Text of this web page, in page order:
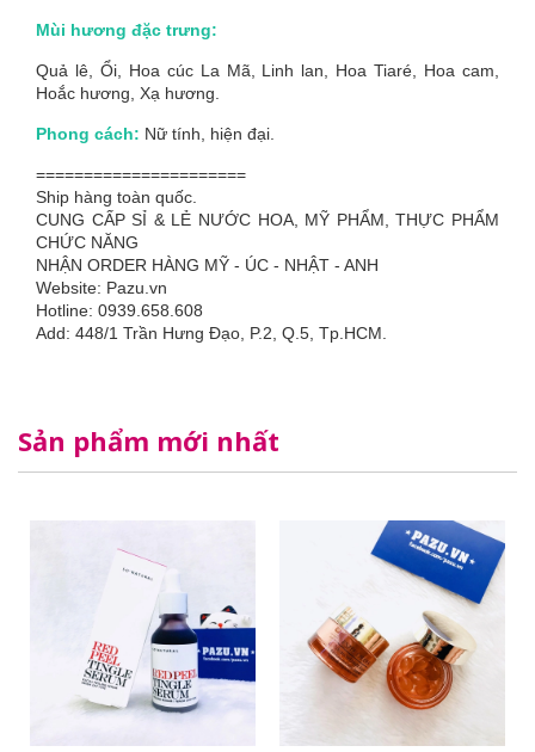
Mùi hương đặc trưng:
Quả lê, Ổi, Hoa cúc La Mã, Linh lan, Hoa Tiaré, Hoa cam,
Hoắc hương, Xạ hương.
Phong cách: Nữ tính, hiện đại.
======================
Ship hàng toàn quốc.
CUNG CẤP SỈ & LẺ NƯỚC HOA, MỸ PHẨM, THỰC PHẨM
CHỨC NĂNG
NHẬN ORDER HÀNG MỸ - ÚC - NHẬT - ANH
Website: Pazu.vn
Hotline: 0939.658.608
Add: 448/1 Trần Hưng Đạo, P.2, Q.5, Tp.HCM.
Sản phẩm mới nhất